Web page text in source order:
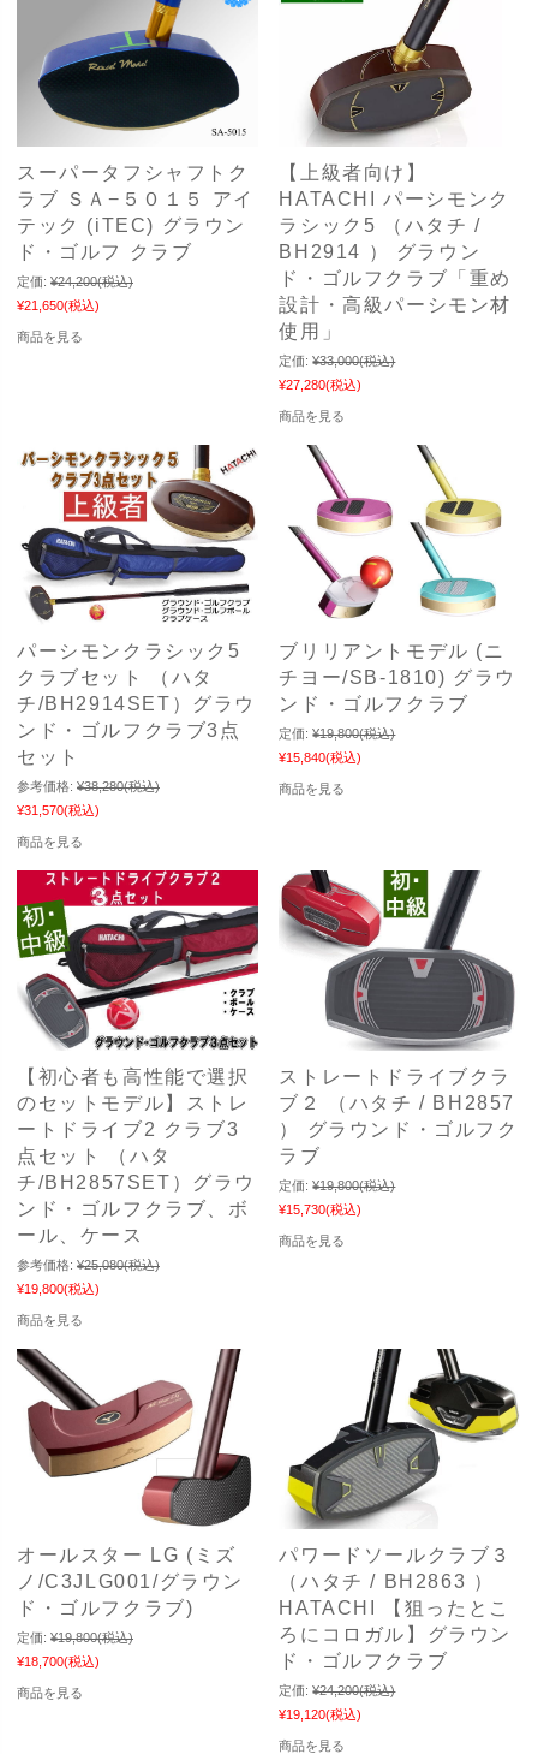
スーパータフシャフトク
ラブ ＳＡ−５０１５ アイ
テック (iTEC) グラウン
ド・ゴルフ クラブ
定価: ¥24,200(税込)
¥21,650(税込)
商品を見る
【上級者向け】
HATACHI パーシモンク
ラシック5 （ハタチ /
BH2914 ） グラウン
ド・ゴルフクラブ「重め
設計・高級パーシモン材
使用」
定価: ¥33,000(税込)
¥27,280(税込)
商品を見る
パーシモンクラシック5
クラブセット （ハタ
チ/BH2914SET）グラウ
ンド・ゴルフクラブ3点
セット
参考価格: ¥38,280(税込)
¥31,570(税込)
商品を見る
ブリリアントモデル (ニ
チヨー/SB-1810) グラウ
ンド・ゴルフクラブ
定価: ¥19,800(税込)
¥15,840(税込)
商品を見る
【初心者も高性能で選択
のセットモデル】ストレ
ートドライブ2 クラブ3
点セット （ハタ
チ/BH2857SET）グラウ
ンド・ゴルフクラブ、ボ
ール、ケース
参考価格: ¥25,080(税込)
¥19,800(税込)
商品を見る
ストレートドライブクラ
ブ２ （ハタチ / BH2857
） グラウンド・ゴルフク
ラブ
定価: ¥19,800(税込)
¥15,730(税込)
商品を見る
オールスター LG (ミズ
ノ/C3JLG001/グラウン
ド・ゴルフクラブ)
定価: ¥19,800(税込)
¥18,700(税込)
商品を見る
パワードソールクラブ３
（ハタチ / BH2863 ）
HATACHI 【狙ったとこ
ろにコロガル】グラウン
ド・ゴルフクラブ
定価: ¥24,200(税込)
¥19,120(税込)
商品を見る